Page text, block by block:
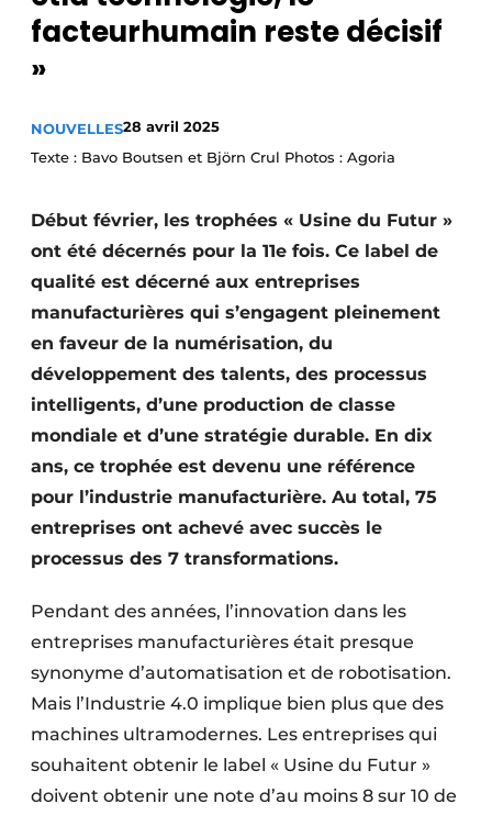
Termes et conditions
facteurhumain reste décisif
»
NOUVELLES28 avril 2025
Texte : Bavo Boutsen et Björn Crul Photos : Agoria
Début février, les trophées « Usine du Futur »
ont été décernés pour la 11e fois. Ce label de
qualité est décerné aux entreprises
manufacturières qui s’engagent pleinement
en faveur de la numérisation, du
développement des talents, des processus
intelligents, d’une production de classe
mondiale et d’une stratégie durable. En dix
ans, ce trophée est devenu une référence
pour l’industrie manufacturière. Au total, 75
entreprises ont achevé avec succès le
processus des 7 transformations.
Pendant des années, l’innovation dans les
entreprises manufacturières était presque
synonyme d’automatisation et de robotisation.
Mais l’Industrie 4.0 implique bien plus que des
machines ultramodernes. Les entreprises qui
souhaitent obtenir le label « Usine du Futur »
doivent obtenir une note d’au moins 8 sur 10 de